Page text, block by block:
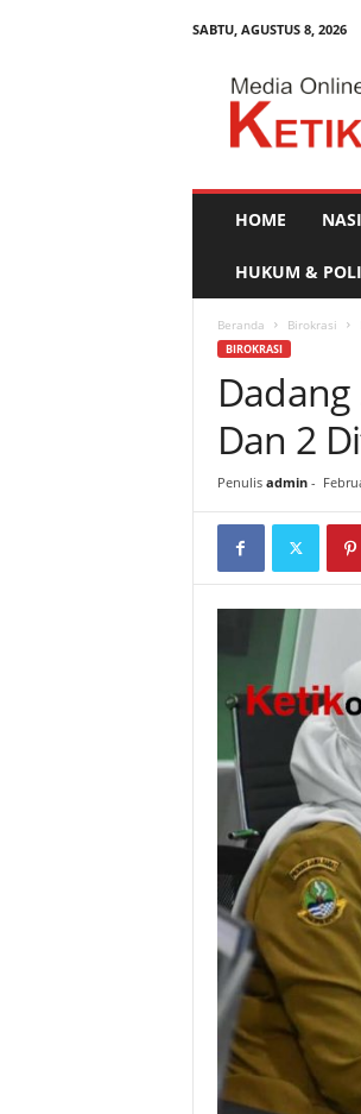
SABTU, AGUSTUS 8, 2026
HOME
HUKUM &
Beranda Birokrasi
BIROKRASI
Dan 2
Penulis admin-